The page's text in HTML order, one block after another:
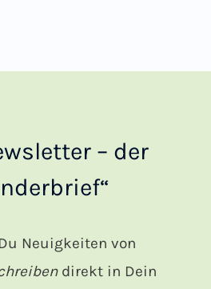
– der
Neuigkeiten von
direkt in Dein